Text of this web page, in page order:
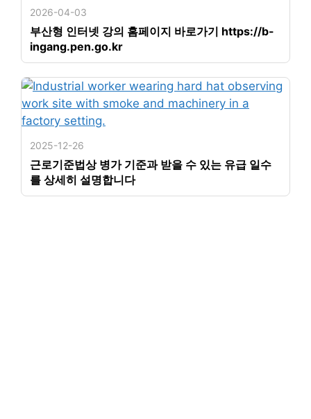
2026-04-03
부산형 인터넷 강의 홈페이지 바로가기 https://b-
ingang.pen.go.kr
2025-12-26
근로기준법상 병가 기준과 받을 수 있는 유급 일수
를 상세히 설명합니다